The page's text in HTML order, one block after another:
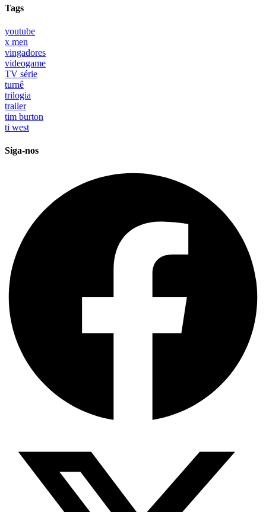
Tags
youtube
x men
vingadores
videogame
TV série
turnê
trilogia
trailer
tim burton
ti west
Siga-nos